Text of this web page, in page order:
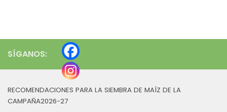
SÍGANOS:
RECOMENDACIONES PARA LA SIEMBRA DE MAÍZ DE LA
CAMPAÑA2026-27